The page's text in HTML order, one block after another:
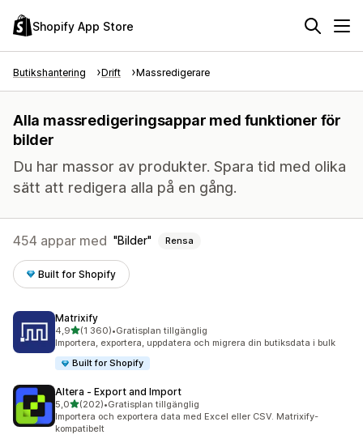
Shopify App Store
Butikshantering Drift Massredigerare
Alla massredigeringsappar med funktioner för
bilder
Du har massor av produkter. Spara tid med olika
sätt att redigera alla på en gång.
454 appar med Bilder Rensa
Built for Shopify
Matrixify
4,9av 5 stjärnor
(1 360)
1360 recensioner totalt
•Gratisplan tillgänglig
Importera, exportera, uppdatera och migrera din butiksdata i bulk
Built for Shopify
Altera ‑ Export and Import
5,0av 5 stjärnor
(202)
202 recensioner totalt
•Gratisplan tillgänglig
Importera och exportera data med Excel eller CSV. Matrixify-
kompatibelt